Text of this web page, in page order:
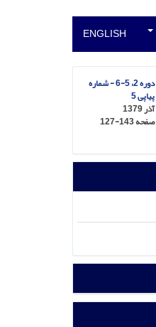
ENGLISH
دوره 2، 5-6 - شماره
پیاپی 5
آذر 1379
صفحه127-143